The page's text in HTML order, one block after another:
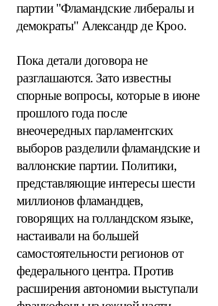
партии "Фламандские либералы и
демократы" Александр де Кроо.
Пока детали договора не
разглашаются. Зато известны
спорные вопросы, которые в июне
прошлого года после
внеочередных парламентских
выборов разделили фламандские и
валлонские партии. Политики,
представляющие интересы шести
миллионов фламандцев,
говорящих на голландском языке,
настаивали на большей
самостоятельности регионов от
федерального центра. Против
расширения автономии выступали